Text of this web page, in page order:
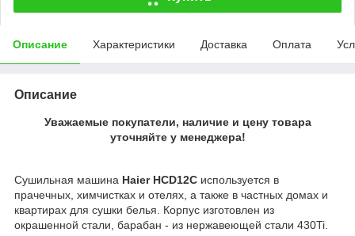
Описание Характеристики Доставка Оплата
Описание
Уважаемые покупатели, наличие и цену товара
уточняйте у менеджера!
Сушильная машина Haier HCD12C используется в
прачечных, химчистках и отелях, а также в частных домах и
квартирах для сушки белья. Корпус изготовлен из
окрашенной стали, барабан - из нержавеющей стали 430Ti.